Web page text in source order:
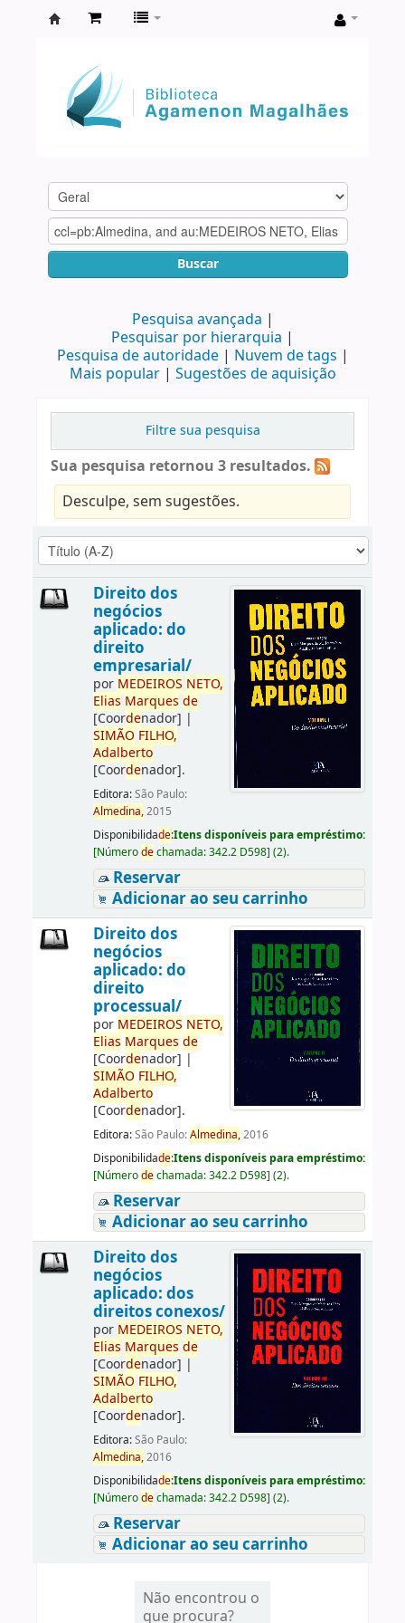
Agamenon
Magalhães
Buscar
Pesquisa avançada
Pesquisar por hierarquia
Pesquisa de autoridade
Nuvem de tags
Mais popular
Sugestões de aquisição
Filtre sua pesquisa
Sua pesquisa retornou 3 resultados.
Desculpe, sem sugestões.
Direito dos
negócios
aplicado: do
direito
empresarial/
por MEDEIROS NETO,
Elias Marques de
[Coordenador] |
SIMÃO FILHO,
Adalberto
[Coordenador].
Editora:São Paulo:
Almedina,2015
Disponibilidade:Itens disponíveis para empréstimo:
[Númerodechamada:342.2 D598] (2).
Reservar
Adicionar ao seu carrinho
Direito dos
negócios
aplicado: do
direito
processual/
por MEDEIROS NETO,
Elias Marques de
[Coordenador] |
SIMÃO FILHO,
Adalberto
[Coordenador].
Editora:São Paulo:Almedina,2016
Disponibilidade:Itens disponíveis para empréstimo:
[Númerodechamada:342.2 D598] (2).
Reservar
Adicionar ao seu carrinho
Direito dos
negócios
aplicado: dos
direitos conexos/
por MEDEIROS NETO,
Elias Marques de
[Coordenador] |
SIMÃO FILHO,
Adalberto
[Coordenador].
Editora:São Paulo:
Almedina,2016
Disponibilidade:Itens disponíveis para empréstimo:
[Númerodechamada:342.2 D598] (2).
Reservar
Adicionar ao seu carrinho
Não encontrou o
que procura?